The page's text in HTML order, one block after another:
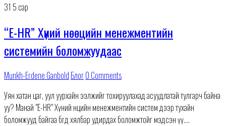
31 5 сар
“E-HR” Хүний нөөцийн менежментийн
системийн боломжуудаас
Munkh-Erdene Ganbold Блог0 Comments
Уян хатан цаг, уул уурхайн ээлжийг тохируулахад асуудлатай тулгарч байна
уу? Манай "E-HR" Хүний нөөцийн менежментийн систем дээр тухайн
боломжууд байгаа бөгөөд хялбар удирдах боломжтойг мэдсэн үү.